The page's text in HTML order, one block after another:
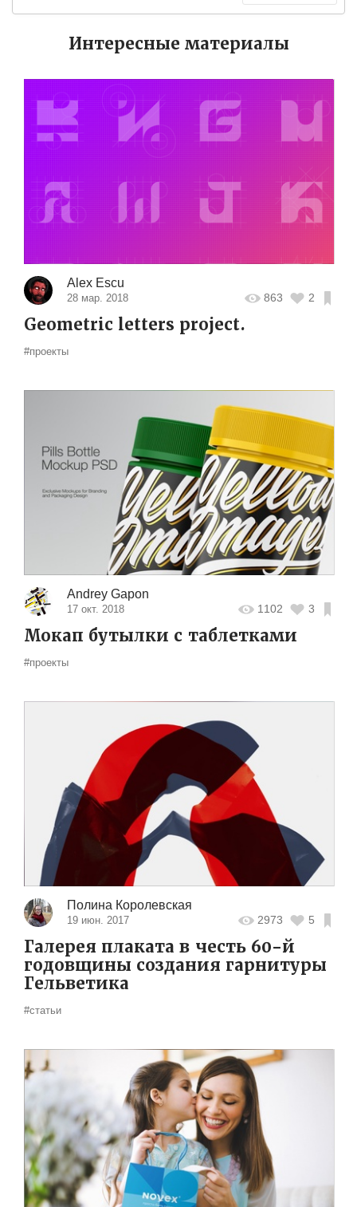
Интересные материалы
Alex Escu
28 мар. 2018 863 2
Geometric letters project.
#проекты
Andrey Gapon
17 окт. 2018 1102 3
Мокап бутылки с таблетками
#проекты
Полина Королевская
19 июн. 2017 2973 5
Галерея плаката в честь 60-й
годовщины создания гарнитуры
Гельветика
#статьи